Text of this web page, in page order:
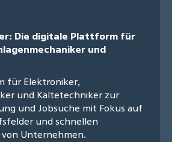
Die digitale Plattform für
und
für Elektroniker,
und Kältetechniker zur
und Jobsuche mit Fokus auf
und schnellen
Unternehmen.